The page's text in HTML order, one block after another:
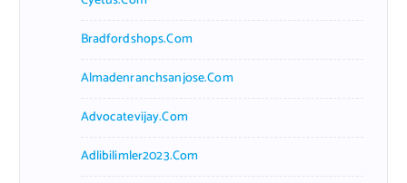
Bradfordshops.com
Almadenranchsanjose.com
Advocatevijay.com
Adlibilimler2023.com